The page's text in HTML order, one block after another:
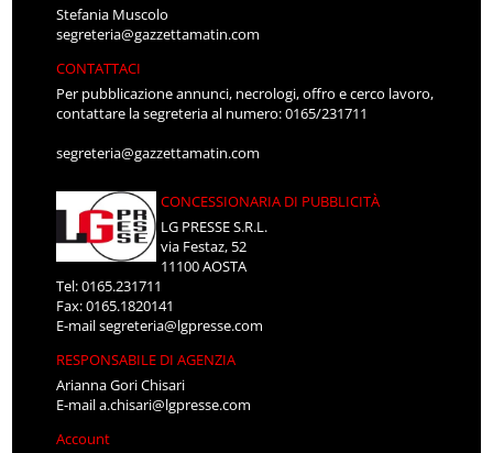
Stefania Muscolo
segreteria@gazzettamatin.com
CONTATTACI
Per pubblicazione annunci, necrologi, offro e cerco lavoro,
contattare la segreteria al numero: 0165/231711
segreteria@gazzettamatin.com
CONCESSIONARIA DI PUBBLICITÀ
LG PRESSE S.R.L.
via Festaz, 52
11100 AOSTA
Tel: 0165.231711
Fax: 0165.1820141
E-mailsegreteria@lgpresse.com
RESPONSABILE DI AGENZIA
Arianna Gori Chisari
E-maila.chisari@lgpresse.com
Account